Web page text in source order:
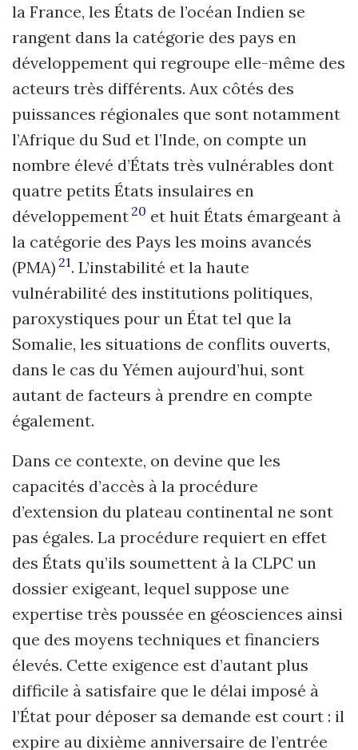
la France, les États de l’océan Indien se
rangent dans la catégorie des pays en
développement qui regroupe elle-même des
acteurs très différents. Aux côtés des
puissances régionales que sont notamment
l’Afrique du Sud et l’Inde, on compte un
nombre élevé d’États très vulnérables dont
quatre petits États insulaires en
développement 20 et huit États émargeant à
la catégorie des Pays les moins avancés
(PMA) 21. L’instabilité et la haute
vulnérabilité des institutions politiques,
paroxystiques pour un État tel que la
Somalie, les situations de conflits ouverts,
dans le cas du Yémen aujourd’hui, sont
autant de facteurs à prendre en compte
également.
Dans ce contexte, on devine que les
capacités d’accès à la procédure
d’extension du plateau continental ne sont
pas égales. La procédure requiert en effet
des États qu’ils soumettent à la CLPC un
dossier exigeant, lequel suppose une
expertise très poussée en géosciences ainsi
que des moyens techniques et financiers
élevés. Cette exigence est d’autant plus
difficile à satisfaire que le délai imposé à
l’État pour déposer sa demande est court : il
expire au dixième anniversaire de l’entrée